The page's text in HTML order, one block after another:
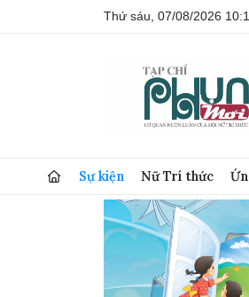
Thứ sáu, 07/08/2026
Sự kiện Nữ Trí thức